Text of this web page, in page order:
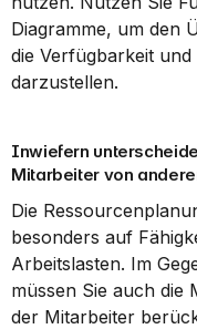
Diagramme, um den
die Verfügbarkeit
darzustellen.
Inwiefern
Mitarbeiter von
Die
besonders auf
Arbeitslasten. Im
müssen Sie auch die
der Mitarbeiter